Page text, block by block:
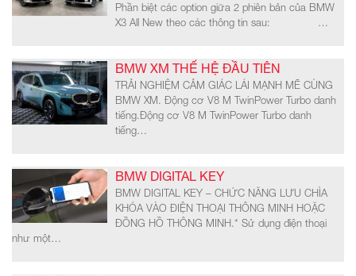
Phần biệt các option giữa 2 phiên bản của BMW
X3 All New theo các thông tin sau: …
BMW XM THẾ HỆ ĐẦU TIÊN
TRẢI NGHIỆM CẢM GIÁC LÁI MẠNH MẼ CÙNG
BMW XM. Động cơ V8 M TwinPower Turbo danh
tiếng.Động cơ V8 M TwinPower Turbo danh
tiếng…
BMW DIGITAL KEY
BMW DIGITAL KEY – CHỨC NĂNG LƯU CHÌA
KHÓA VÀO ĐIỆN THOẠI THÔNG MINH HOẶC
ĐỒNG HỒ THÔNG MINH.* Sử dụng điện thoại
như một…